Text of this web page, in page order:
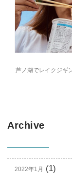
芦ノ湖でレイクジギ
Archive
2022年1月 (1)